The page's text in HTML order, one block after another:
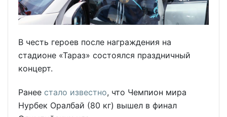
В честь героев после награждения на
стадионе «Тараз» состоялся праздничный
концерт.
Ранее стало известно, что Чемпион мира
Нурбек Оралбай (80 кг) вышел в финал